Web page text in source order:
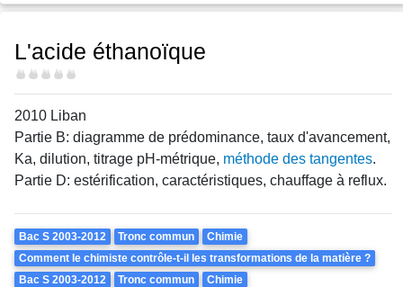
L'acide éthanoïque
Difficulté
2010 Liban
Partie B: diagramme de prédominance, taux d'avancement,
Ka, dilution, titrage pH-métrique, méthode des tangentes.
Partie D: estérification, caractéristiques, chauffage à reflux.
Theme
Bac S 2003-2012 Tronc commun
Chimie
Comment le chimiste contrôle-t-il les transformations de la matière ?
Bac S 2003-2012
Tronc commun
Chimie